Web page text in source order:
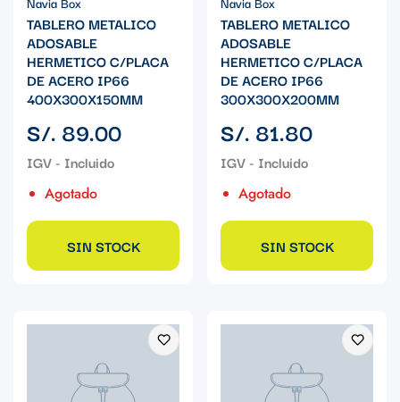
TABLERO METALICO
ADOSABLE
HERMETICO C/PLACA
DE ACERO IP66
400X300X150MM
Precio
regular
S/. 89.00
Agotado
SIN STOCK
TABLERO METALICO
ADOSABLE
HERMETICO C/PLACA
DE ACERO IP66
300X300X200MM
Precio
regular
S/. 81.80
Agotado
SIN STOCK